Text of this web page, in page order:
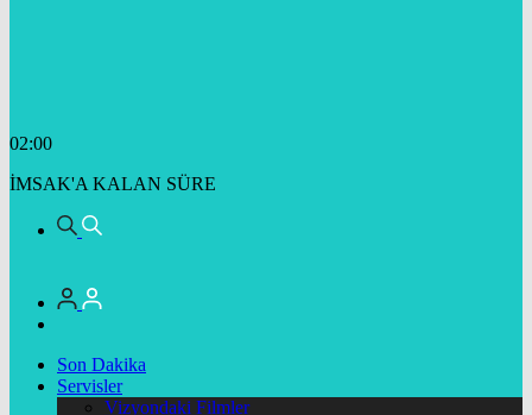
02:00
İMSAK'A KALAN SÜRE
Son Dakika
Servisler
Vizyondaki Filmler